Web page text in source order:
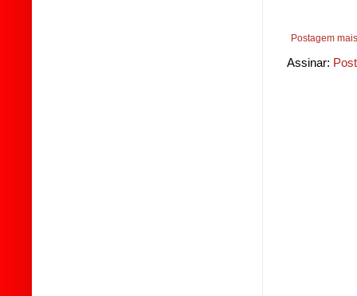
Postagem
Assinar: